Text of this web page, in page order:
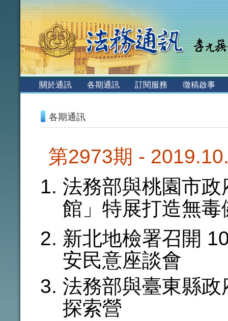
關於通訊 各期通訊 訂閱服務
徵稿啟事
各期通訊
第2973期 -
法務部與桃園市
館」特展打造無毒
新北地檢署召開
安民意座談會
法務部與臺東縣
探索營